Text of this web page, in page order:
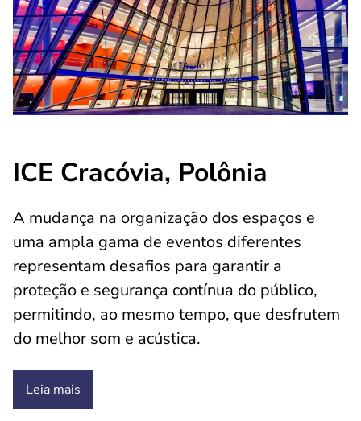
ICE Cracóvia, Polônia
A mudança na organização dos espaços e
uma ampla gama de eventos diferentes
representam desafios para garantir a
proteção e segurança contínua do público,
permitindo, ao mesmo tempo, que desfrutem
do melhor som e acústica.
Leia mais